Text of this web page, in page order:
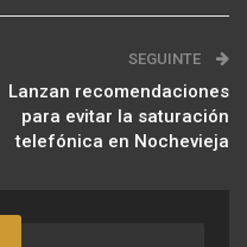
SEGUINTE
Lanzan recomendaciones
para evitar la saturación
telefónica en Nochevieja